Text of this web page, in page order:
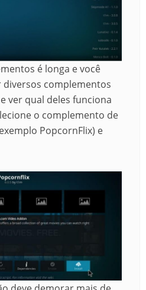
é longa e você
complementos
ver qual deles funciona
o complemento de
PopcornFlix) e